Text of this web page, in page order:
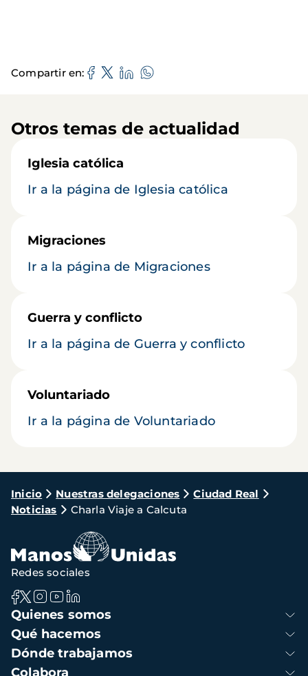
Compartir en
Otros temas de actualidad
Iglesia católica
Ir a la página de Iglesia católica
Migraciones
Ir a la página de Migraciones
Guerra y conflicto
Ir a la página de Guerra y conflicto
Voluntariado
Ir a la página de Voluntariado
Ruta
de
navegación
Inicio Nuestras delegaciones
Ciudad Real
Noticias
Charla Viaje a Calcuta
Navegación
principal
Quienes somos
Qué hacemos
Dónde trabajamos
Colabora
Redes sociales